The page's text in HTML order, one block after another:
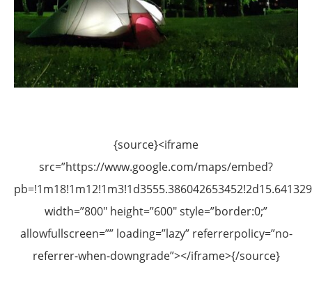
{source}<iframe
src=”https://www.google.com/maps/embed?
width=”800″ height=”600″ style=”border:0;”
allowfullscreen=”” loading=”lazy” referrerpolicy=”no-
referrer-when-downgrade”></iframe>{/source}